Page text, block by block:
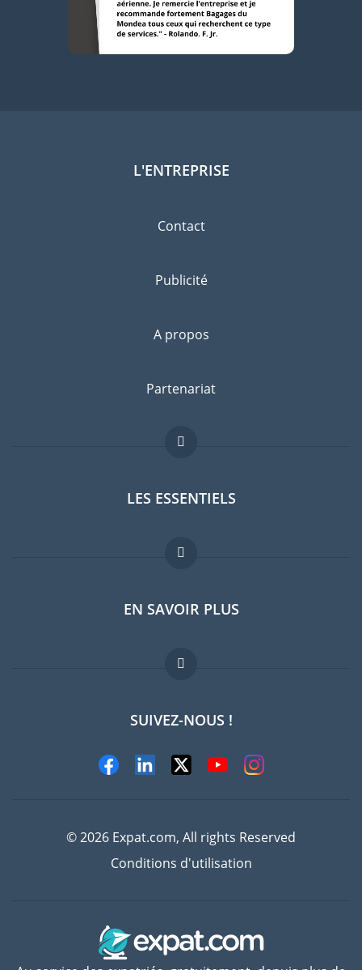
L'ENTREPRISE
Contact
Publicité
A propos
Partenariat
LES ESSENTIELS
Forum expatriés
Guides pays
Offres d'emploi
EN SAVOIR PLUS
FAQ
Experts
SUIVEZ-NOUS !
© 2026 Expat.com, All rights Reserved
Conditions d'utilisation